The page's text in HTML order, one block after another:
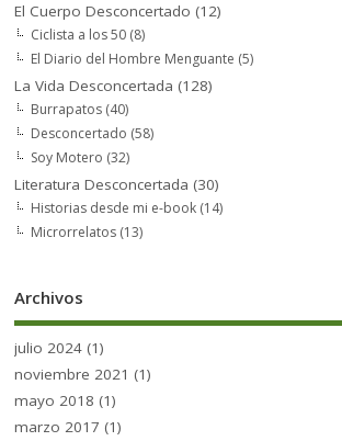
El Cuerpo Desconcertado (12)
Ciclista a los 50 (8)
El Diario del Hombre Menguante (5)
La Vida Desconcertada (128)
Burrapatos (40)
Desconcertado (58)
Soy Motero (32)
Literatura Desconcertada (30)
Historias desde mi e-book (14)
Microrrelatos (13)
Archivos
julio 2024 (1)
noviembre 2021 (1)
mayo 2018 (1)
marzo 2017 (1)